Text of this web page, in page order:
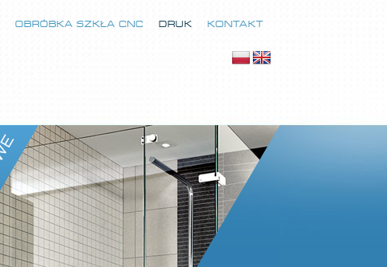
OBRÓBKA SZKŁA CNC DRUK KONTAKT